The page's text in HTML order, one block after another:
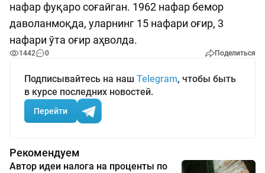
нафар фуқаро соғайган. 1962 нафар бемор
даволанмоқда, уларнинг 15 нафари оғир, 3
нафари ўта оғир аҳволда.
1442 0 Поделиться
Подписывайтесь на наш Telegram, чтобы быть
в курсе последних новостей.
Перейти
Рекомендуем
Автор идеи налога на проценты по